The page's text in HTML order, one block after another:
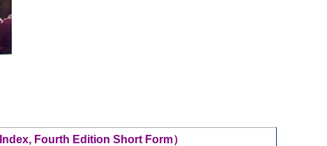
Fourth Edition Short Form）